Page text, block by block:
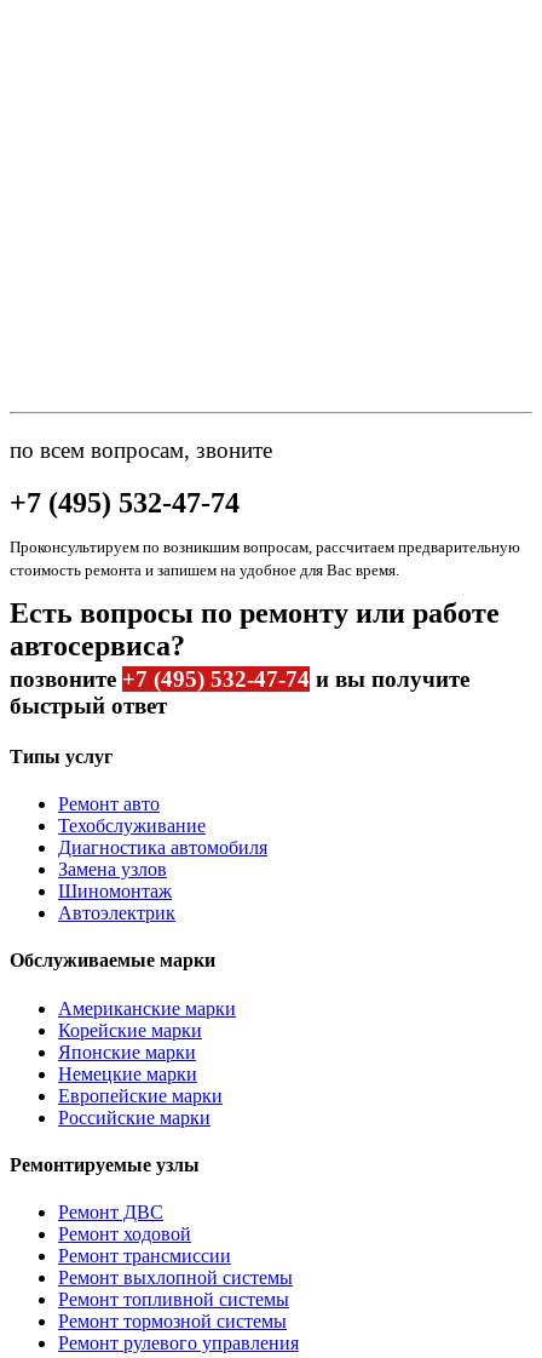
по всем вопросам, звоните
+7 (495) 532-47-74
Проконсультируем по возникшим вопросам, рассчитаем предварительную
стоимость ремонта и запишем на удобное для Вас время.
Есть вопросы по ремонту или работе
автосервиса?
позвоните +7 (495) 532-47-74 и вы получите
быстрый ответ
Типы услуг
Ремонт авто
Техобслуживание
Диагностика автомобиля
Замена узлов
Шиномонтаж
Автоэлектрик
Обслуживаемые марки
Американские марки
Корейские марки
Японские марки
Немецкие марки
Европейские марки
Российские марки
Ремонтируемые узлы
Ремонт ДВС
Ремонт ходовой
Ремонт трансмиссии
Ремонт выхлопной системы
Ремонт топливной системы
Ремонт тормозной системы
Ремонт рулевого управления